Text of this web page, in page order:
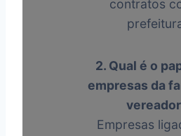
contratos
2. Qual é o
empresas da
Empresas